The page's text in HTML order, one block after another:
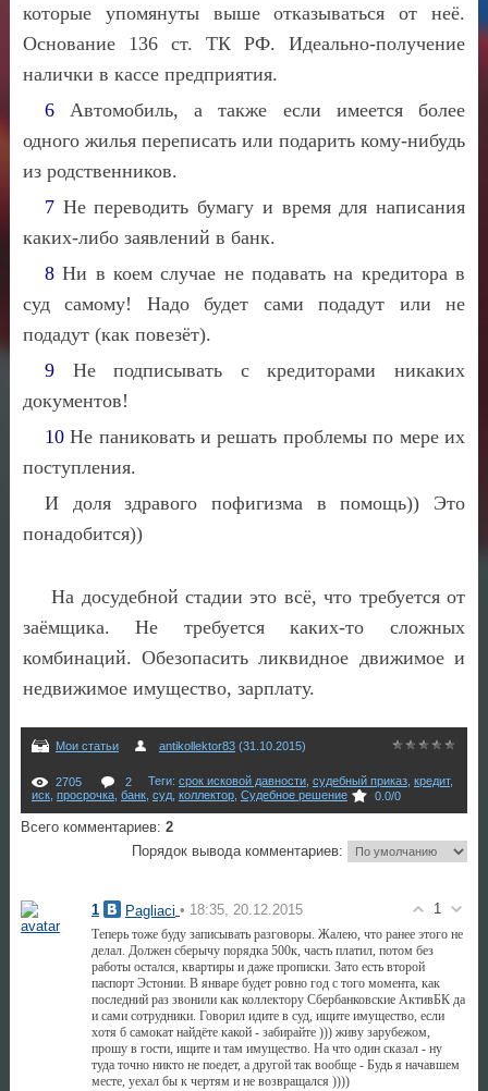
которые упомянуты выше отказываться от неё.
Основание 136 ст. ТК РФ. Идеально-получение
налички в кассе предприятия.
6 Автомобиль, а также если имеется более
одного жилья переписать или подарить кому-нибудь
из родственников.
7 Не переводить бумагу и время для написания
каких-либо заявлений в банк.
8Ни в коем случае не подавать на кредитора в
суд самому! Надо будет сами подадут или не
подадут (как повезёт).
9 Не подписывать с кредиторами никаких
документов!
10Не паниковать и решать проблемы по мере их
поступления.
И доля здравого пофигизма в помощь)) Это
понадобится))
На досудебной стадии это всё, что требуется от
заёмщика. Не требуется каких-то сложных
комбинаций. Обезопасить ликвидное движимое и
недвижимое имущество, зарплату.
Мои статьи antikollektor83(31.10.2015)
2705 2 Теги: срок исковой давности, судебный приказ, кредит,
иск, просрочка, банк, суд, коллектор, Судебное решение 0.0/0
Всего комментариев: 2
Порядок вывода комментариев:
1
1 Pagliaci • 18:35, 20.12.2015
Теперь тоже буду записывать разговоры. Жалею, что ранее этого не
делал. Должен сберычу порядка 500к, часть платил, потом без
работы остался, квартиры и даже прописки. Зато есть второй
паспорт Эстонии. В январе будет ровно год с того момента, как
последний раз звонили как коллектору Сбербанковские АктивБК да
и сами сотрудники. Говорил идите в суд, ищите имущество, если
хотя б самокат найдёте какой - забирайте ))) живу зарубежом,
прошу в гости, ищите и там имущество. На что один сказал - ну
туда точно никто не поедет, а другой так вообще - Будь я начавшем
месте, уехал бы к чертям и не возвращался ))))